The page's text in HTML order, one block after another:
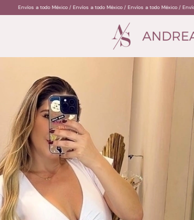
México / Envíos a todo México / Envíos a todo México / Envíos a todo